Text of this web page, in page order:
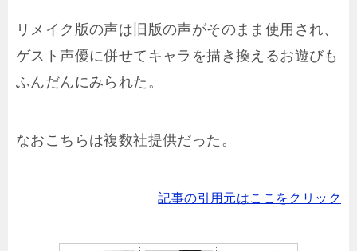
リメイク版の声は旧版の声がそのまま使用され、
ゲスト声優に併せてキャラを描き換えるお遊びも
ふんだんにみられた。
なおこちらは複数社提供だった。
記事の引用元はここをクリック